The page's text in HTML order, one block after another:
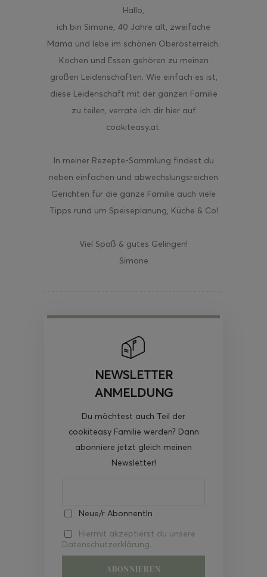
Hallo,
ich bin Simone, 40 Jahre alt, zweifache
Mama und lebe im schönen Oberösterreich.
Kochen und Essen gehören zu meinen
großen Leidenschaften. Wie einfach es ist,
diese Leidenschaft mit der ganzen Familie
zu teilen, verrate ich dir hier auf
cookiteasy.at.
In meiner Rezepte-Sammlung findest du
neben einfachen und abwechslungsreichen
Gerichten für die ganze Familie auch viele
Tipps rund um Speiseplanung, Küche & Co!
Viel Spaß & gutes Gelingen!
Simone
NEWSLETTER
ANMELDUNG
Du möchtest auch Teil der
cookiteasy Familie werden? Dann
abonniere jetzt gleich meinen
Newsletter!
Neue/r AbonnentIn
Hiermit akzeptierst du unsere
Datenschutzerklärung.